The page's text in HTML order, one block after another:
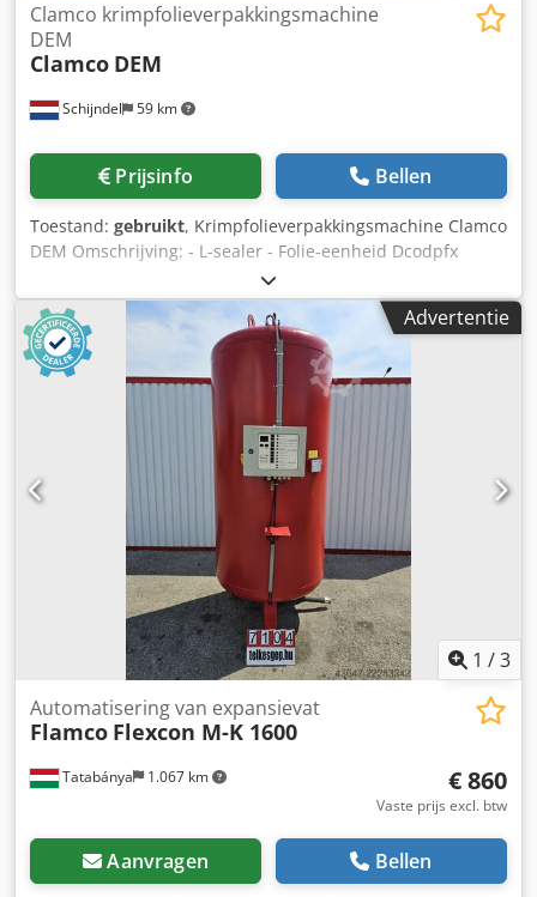
Schijndel 59 km
Clamco krimpfolieverpakkingsmachine
DEM
Clamco DEM
Prijsinfo Bellen
Toestand: gebruikt, Krimpfolieverpakkingsmachine Clamco
DEM Omschrijving: - L-sealer - Folie-eenheid Dcodpfx
Advertentie
1 /3
Tatabánya 1.067 km
Automatisering van expansievat
Flamco Flexcon M-K 1600
€ 860
Vaste prijs excl. btw
Aanvragen Bellen